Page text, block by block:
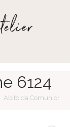
6124
Abito da Comunione